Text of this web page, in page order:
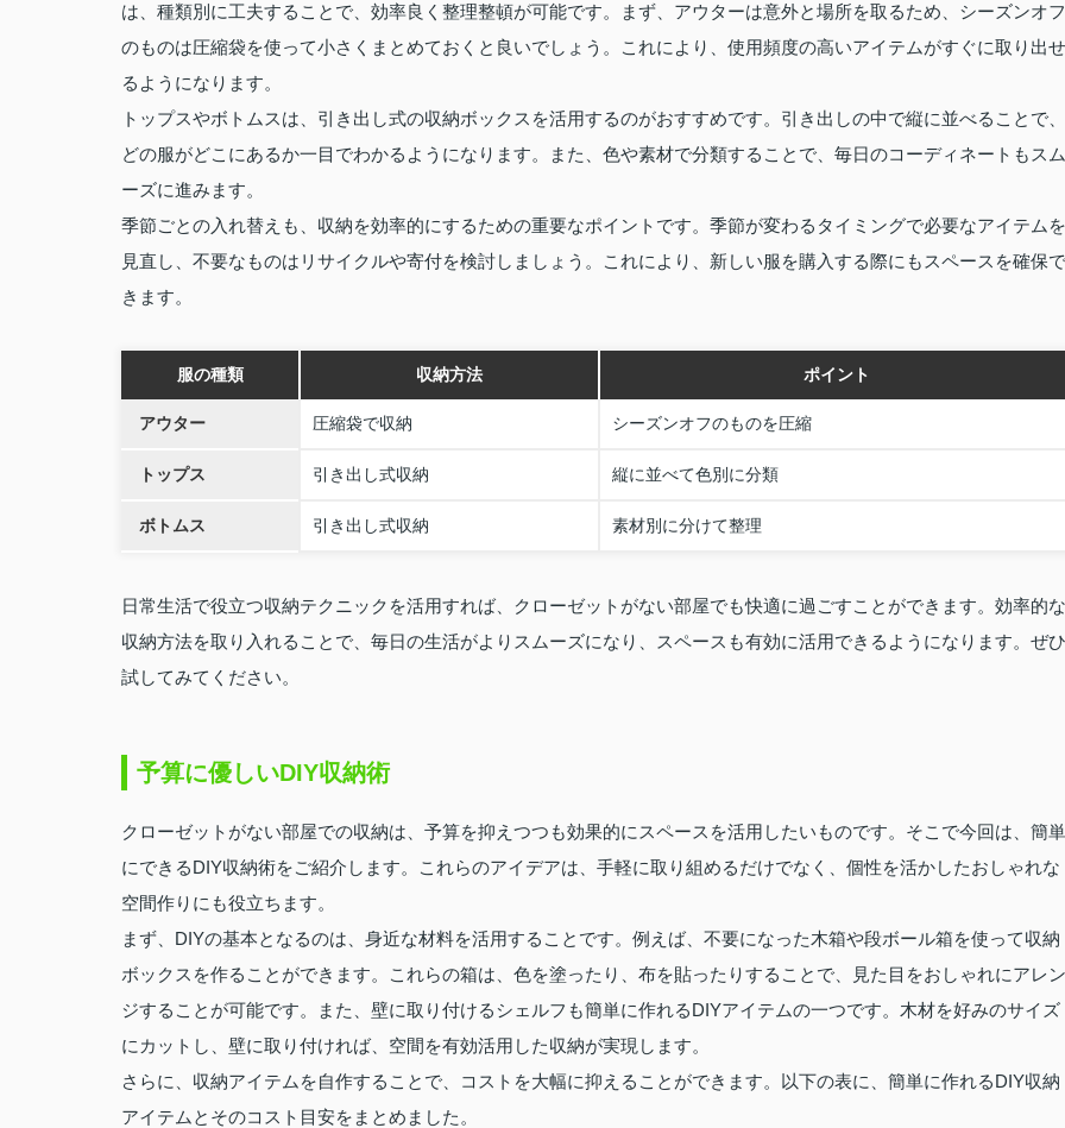
は、種類別に工夫することで、効率良く整理整頓が可能です。まず、アウターは意外と場所を取るため、シーズンオフ
のものは圧縮袋を使って小さくまとめておくと良いでしょう。これにより、使用頻度の高いアイテムがすぐに取り出せ
るようになります。
トップスやボトムスは、引き出し式の収納ボックスを活用するのがおすすめです。引き出しの中で縦に並べることで、
どの服がどこにあるか一目でわかるようになります。また、色や素材で分類することで、毎日のコーディネートもスム
ーズに進みます。
季節ごとの入れ替えも、収納を効率的にするための重要なポイントです。季節が変わるタイミングで必要なアイテムを
見直し、不要なものはリサイクルや寄付を検討しましょう。これにより、新しい服を購入する際にもスペースを確保で
きます。
服の種類 収納方法 ポイント
アウター 圧縮袋で収納 シーズンオフのものを圧縮
トップス 引き出し式収納 縦に並べて色別に分類
ボトムス 引き出し式収納 素材別に分けて整理
日常生活で役立つ収納テクニックを活用すれば、クローゼットがない部屋でも快適に過ごすことができます。効率的な
収納方法を取り入れることで、毎日の生活がよりスムーズになり、スペースも有効に活用できるようになります。ぜひ
試してみてください。
予算に優しいDIY収納術
クローゼットがない部屋での収納は、予算を抑えつつも効果的にスペースを活用したいものです。そこで今回は、簡単
にできるDIY収納術をご紹介します。これらのアイデアは、手軽に取り組めるだけでなく、個性を活かしたおしゃれな
空間作りにも役立ちます。
まず、DIYの基本となるのは、身近な材料を活用することです。例えば、不要になった木箱や段ボール箱を使って収納
ボックスを作ることができます。これらの箱は、色を塗ったり、布を貼ったりすることで、見た目をおしゃれにアレン
ジすることが可能です。また、壁に取り付けるシェルフも簡単に作れるDIYアイテムの一つです。木材を好みのサイズ
にカットし、壁に取り付ければ、空間を有効活用した収納が実現します。
さらに、収納アイテムを自作することで、コストを大幅に抑えることができます。以下の表に、簡単に作れるDIY収納
アイテムとそのコスト目安をまとめました。